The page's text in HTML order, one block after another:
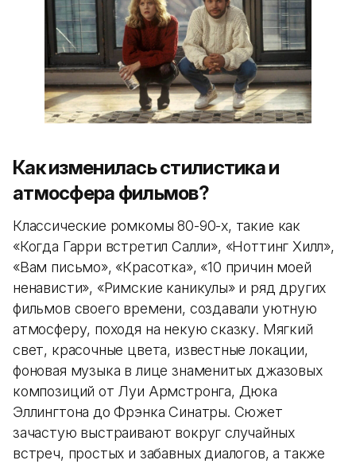
Как изменилась стилистика и
атмосфера фильмов?
Классические ромкомы 80-90-х, такие как
«Когда Гарри встретил Салли», «Ноттинг Хилл»,
«Вам письмо», «Красотка», «10 причин моей
ненависти», «Римские каникулы» и ряд других
фильмов своего времени, создавали уютную
атмосферу, походя на некую сказку. Мягкий
свет, красочные цвета, известные локации,
фоновая музыка в лице знаменитых джазовых
композиций от Луи Армстронга, Дюка
Эллингтона до Фрэнка Синатры. Сюжет
зачастую выстраивают вокруг случайных
встреч, простых и забавных диалогов, а также